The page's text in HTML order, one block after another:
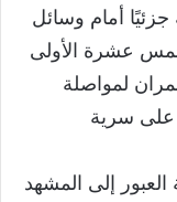
أمام وسائل
عشرة الأولى
لمواصلة
على سرية
إلى المشهد